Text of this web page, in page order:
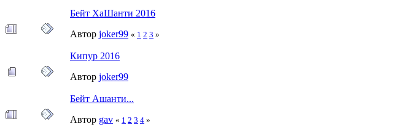
Бейт ХаШанти 2016
Автор joker99 « 1 2 3 »
Кипур 2016
Автор joker99
Бейт Ашанти...
Автор gav « 1 2 3 4 »